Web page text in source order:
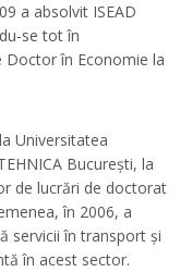
a absolvit ISEAD
se tot în
în Economie la
Universitatea
București, la
de lucrări de doctorat
în 2006, a
servicii în transport și
în acest sector.